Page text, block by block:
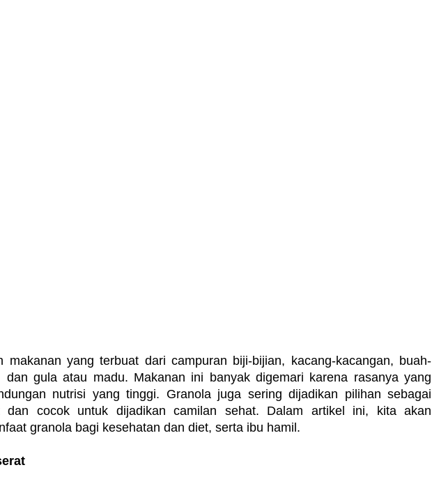
makanan yang terbuat dari campuran biji-bijian, kacang-kacangan, buah-
dan gula atau madu. Makanan ini banyak digemari karena rasanya yang
nutrisi yang tinggi. Granola juga sering dijadikan pilihan sebagai
dan cocok untuk dijadikan camilan sehat. Dalam artikel ini, kita akan
granola bagi kesehatan dan diet, serta ibu hamil.